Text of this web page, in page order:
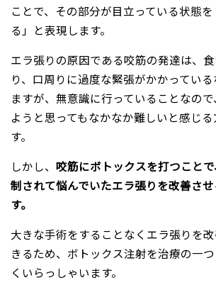
ことで、その部分が目立っている状態
る」と表現します。
エラ張りの原因である咬筋の発達は、
り、口周りに過度な緊張がかかってい
ますが、無意識に行っていることなの
ようと思ってもなかなか難しいと感じ
す。
しかし、 咬筋にボトックスを打つこと
制されて悩んでいたエラ張りを改善さ
す。
大きな手術をすることなくエラ張りを
きるため、ボトックス注射を治療の一
くいらっしゃいます。